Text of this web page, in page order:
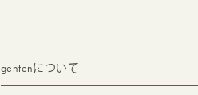
gentenについて